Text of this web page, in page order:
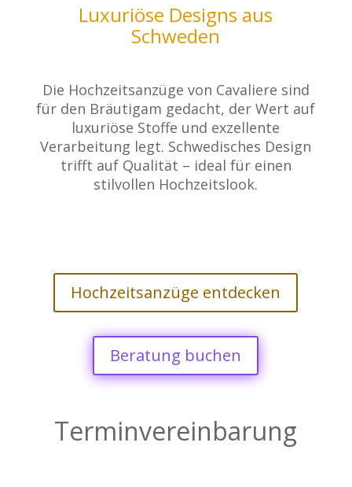
Luxuriöse Designs aus
Schweden
Die Hochzeitsanzüge von Cavaliere sind
für den Bräutigam gedacht, der Wert auf
luxuriöse Stoffe und exzellente
Verarbeitung legt. Schwedisches Design
trifft auf Qualität – ideal für einen
stilvollen Hochzeitslook.
Hochzeitsanzüge entdecken
Beratung buchen
Terminvereinbarung